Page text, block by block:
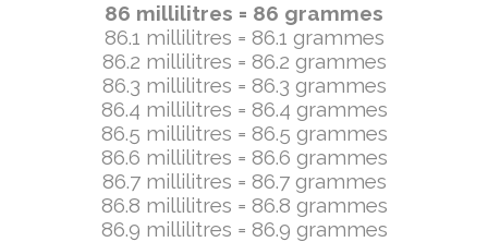
86 millilitres = 86 grammes
86.1 millilitres = 86.1 grammes
86.2 millilitres = 86.2 grammes
86.3 millilitres = 86.3 grammes
86.4 millilitres = 86.4 grammes
86.5 millilitres = 86.5 grammes
86.6 millilitres = 86.6 grammes
86.7 millilitres = 86.7 grammes
86.8 millilitres = 86.8 grammes
86.9 millilitres = 86.9 grammes